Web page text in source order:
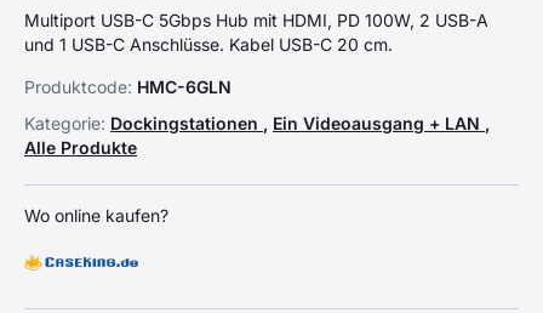
Multiport USB-C 5Gbps Hub mit HDMI, PD 100W, 2 USB-A
und 1 USB-C Anschlüsse. Kabel USB-C 20 cm.
Produktcode: HMC-6GLN
Kategorie: Dockingstationen , Ein Videoausgang + LAN ,
Alle Produkte
Wo online kaufen?